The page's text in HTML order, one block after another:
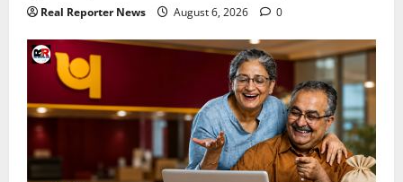
Real Reporter News August 6, 2026 0